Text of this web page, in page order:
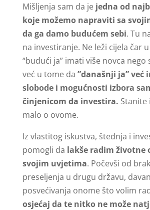
Mišljenja sam da jejedna od
koje možemo napraviti sa
da ga damo budućem sebi. Tu
na investiranje. Ne leži cijela čar
“budući ja” imati više novca nego
već u tome da ”današnji ja” već
slobode i mogućnosti izbora
činjenicom da investira. Stanite
malo o ovome.
Iz vlastitog iskustva, štednja i
pomogli da lakše radim životne
svojim uvjetima. Počevši od
preseljenja u drugu državu,
posvećivanja onome što volim
osjećaj da te nitko ne može